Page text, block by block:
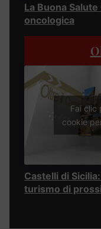
La Buona
oncologica
Fai clic
cookie
Castelli di
turismo di